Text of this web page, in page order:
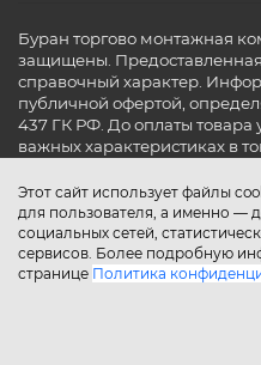
Этот сайт использует файлы
для пользователя, а именно —
социальных сетей,
сервисов. Более подробную
странице Политика
Буран торгово монтажная
защищены.
справочный характер.
публичной офертой,
437 ГК РФ. До оплаты товара
важных характеристиках в